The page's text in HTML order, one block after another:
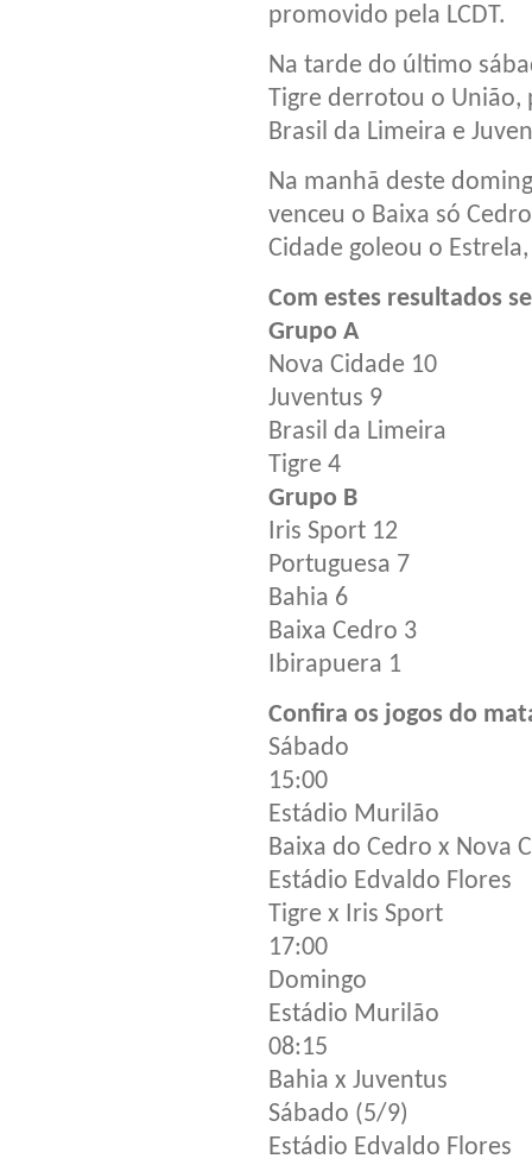
promovido pela LCDT.
Na tarde do último
Tigre derrotou o União,
Brasil da Limeira e
Na manhã deste
venceu o Baixa só
Cidade goleou o
Com estes resultados
Grupo A
Nova Cidade 10
Juventus 9
Brasil da Limeira
Tigre 4
Grupo B
Iris Sport 12
Portuguesa 7
Bahia 6
Baixa Cedro 3
Ibirapuera 1
Confira os jogos do
Sábado
15:00
Estádio Murilão
Baixa do Cedro x Nova
Estádio Edvaldo Flores
Tigre x Iris Sport
17:00
Domingo
Estádio Murilão
08:15
Bahia x Juventus
Sábado (5/9)
Estádio Edvaldo Flores